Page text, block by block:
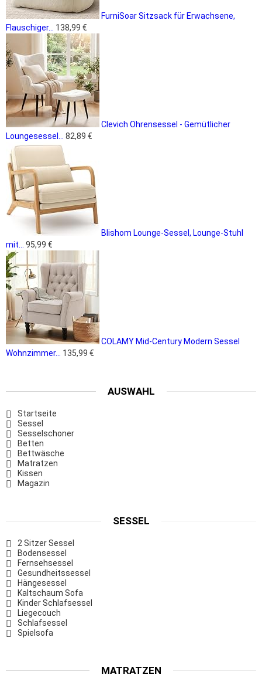
FurniSoar Sitzsack für Erwachsene,
Flauschiger...
138,99 €
Clevich Ohrensessel - Gemütlicher
Loungesessel...
82,89 €
Blishom Lounge-Sessel, Lounge-Stuhl
mit...
95,99 €
COLAMY Mid-Century Modern Sessel
Wohnzimmer...
135,99 €
AUSWAHL
Startseite
Sessel
Sesselschoner
Betten
Bettwäsche
Matratzen
Kissen
Magazin
SESSEL
2 Sitzer Sessel
Bodensessel
Fernsehsessel
Gesundheitssessel
Hängesessel
Kaltschaum Sofa
Kinder Schlafsessel
Liegecouch
Schlafsessel
Spielsofa
MATRATZEN